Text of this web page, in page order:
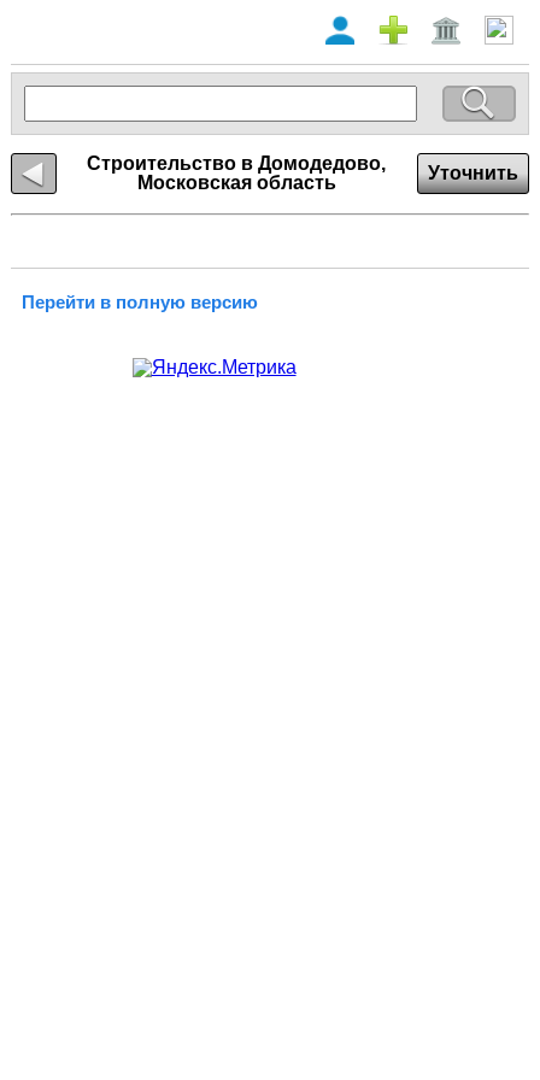
Строительство в Домодедово,
Московская область
Уточнить
Перейти в полную версию